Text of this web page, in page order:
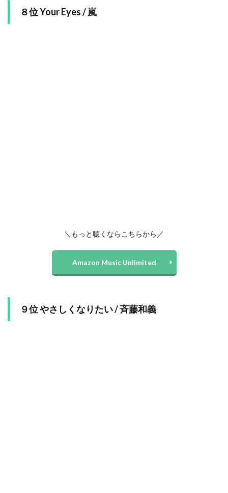
８位 Your Eyes / 嵐
＼もっと聴くならこちらから／
Amazon Music Unlimited
９位 やさしくなりたい / 斉藤和義